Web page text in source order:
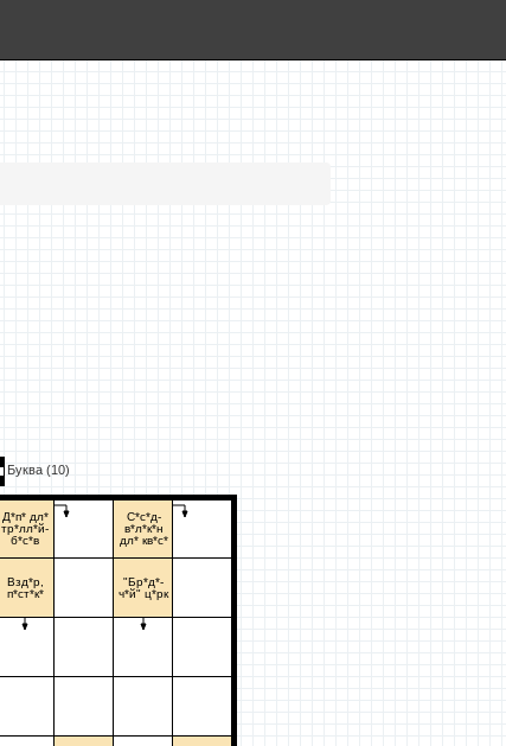
Буква (10)
Д*п* дл*
тр*лл*й-
б*с*в
Взд*р,
п*ст*к*
С*с*д-
в*л*к*н
дл* кв*с*
"Бр*д*-
ч*й" ц*рк